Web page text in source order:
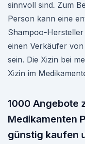
sinnvoll sind. Zum
Person kann eine
Shampoo-
einen Verkäufer
sein. Die Xizin bei
Xizin im
1000 Angebote
Medikamenten
günstig kaufen